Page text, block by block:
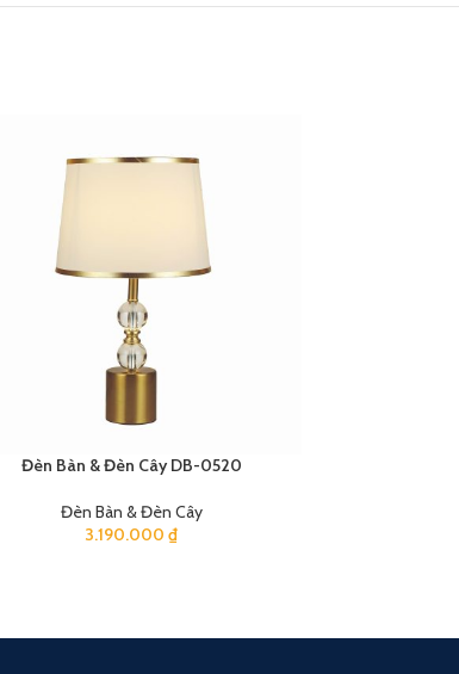
Đèn Bàn & Đèn Cây DB-0520
Đèn Bàn & Đèn Cây
3.190.000₫